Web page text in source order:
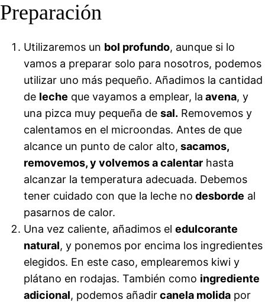
Preparación
Utilizaremos un bol profundo, aunque si lo
vamos a preparar solo para nosotros, podemos
utilizar uno más pequeño. Añadimos la cantidad
de leche que vayamos a emplear, la avena, y
una pizca muy pequeña de sal. Removemos y
calentamos en el microondas. Antes de que
alcance un punto de calor alto, sacamos,
removemos, y volvemos a calentar hasta
alcanzar la temperatura adecuada. Debemos
tener cuidado con que la leche no desborde al
pasarnos de calor.
Una vez caliente, añadimos el edulcorante
natural, y ponemos por encima los ingredientes
elegidos. En este caso, emplearemos kiwi y
plátano en rodajas. También como ingrediente
adicional, podemos añadircanela molida por